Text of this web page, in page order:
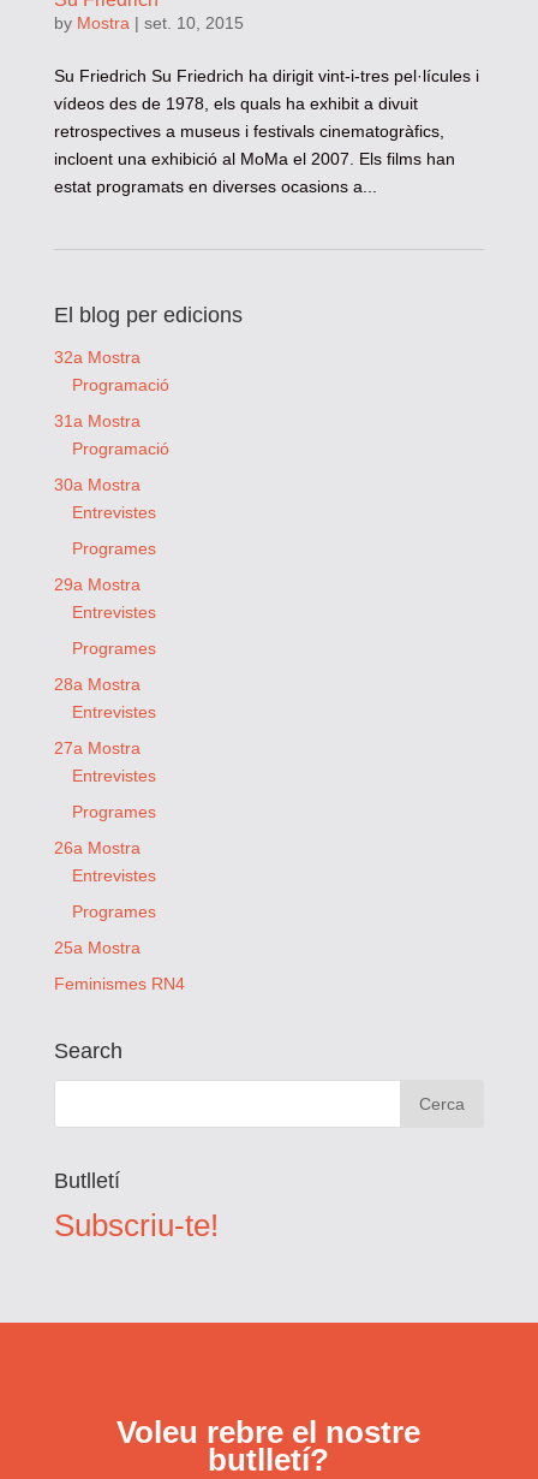
by Mostra | set. 10, 2015
Su Friedrich Su Friedrich ha dirigit vint-i-tres pel·lícules i
vídeos des de 1978, els quals ha exhibit a divuit
retrospectives a museus i festivals cinematogràfics,
incloent una exhibició al MoMa el 2007. Els films han
estat programats en diverses ocasions a...
El blog per edicions
32a Mostra
Programació
31a Mostra
Programació
30a Mostra
Entrevistes
Programes
29a Mostra
Entrevistes
Programes
28a Mostra
Entrevistes
27a Mostra
Entrevistes
Programes
26a Mostra
Entrevistes
Programes
25a Mostra
Feminismes RN4
Search
Butlletí
Subscriu-te!
Voleu rebre el nostre
butlletí?